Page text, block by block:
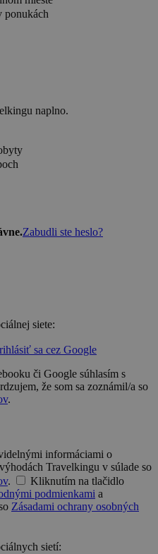
ponukách
naplno.
Zabudli ste heslo?
siete:
sa cez Google
či Google súhlasím s
že som sa zoznámil/a so
.
informáciami o
Travelkingu v súlade so
.
Kliknutím na tlačidlo
podmienkami a
Zásadami ochrany osobných
sietí: